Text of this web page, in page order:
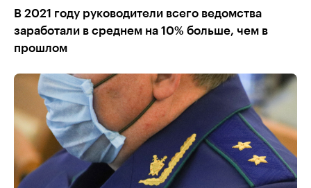
В 2021 году руководители всего ведомства
заработали в среднем на 10% больше, чем в
прошлом